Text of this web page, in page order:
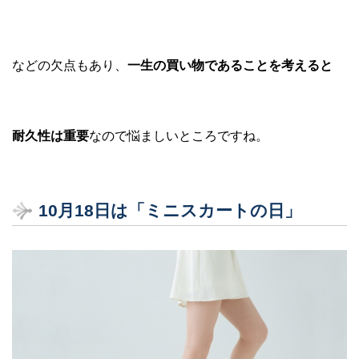
などの欠点もあり、 一生の買い物であることを考えると
耐久性は重要なので悩ましいところですね。
10月18日は「ミニスカートの日」